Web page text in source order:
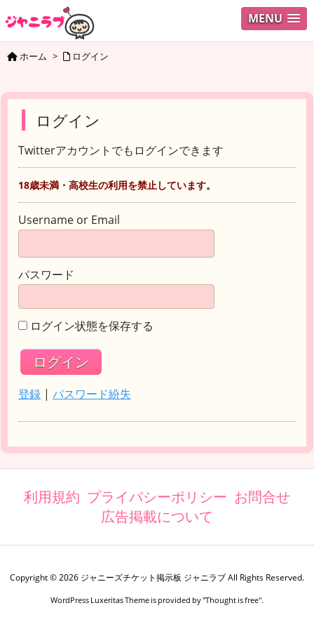
MENU
ホーム > ログイン
ログイン
Twitterアカウントでもログインできます
18歳未満・高校生の利用を禁止しています。
Username or Email
パスワード
ログイン状態を保存する
登録 | パスワード紛失
利用規約 プライバシーポリシー お問合せ
広告掲載について
Copyright ©2026 ジャニーズチケット掲示板 ジャニラブAll Rights Reserved.
WordPress Luxeritas Theme is provided by "Thought is free".